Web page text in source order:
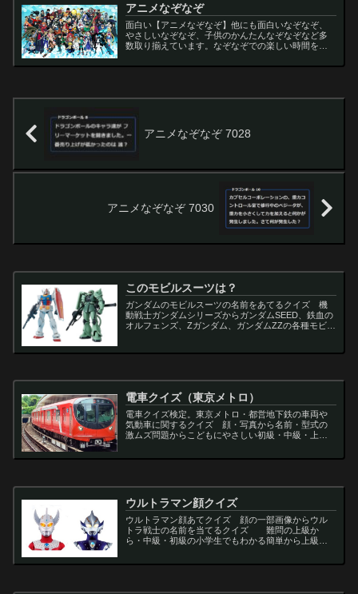
アニメなぞなぞ
面白い【アニメなぞなぞ】他にも面白いなぞなぞ、
やさしいなぞなぞ、子供のかんたんなぞなぞなど多
数取り揃えています。なぞなぞでの楽しい時間をお
アニメなぞなぞ 7028
アニメなぞなぞ 7030
このモビルスーツは？
ガンダムのモビルスーツの名前をあてるクイズ 機
動戦士ガンダムシリーズからガンダムSEED、鉄血の
オルフェンズ、Zガンダム、ガンダムZZの各種モビル
電車クイズ（東京メトロ）
電車クイズ検定。東京メトロ・都営地下鉄の車両や
気動車に関するクイズ 顔・写真から名前・型式の
激ムズ問題からこどもにやさしい初級・中級・上級
ウルトラマン顔クイズ
ウルトラマン顔あてクイズ 顔の一部画像からウル
トラ戦士の名前を当てるクイズ 難問の上級か
ら・中級・初級の小学生でもわかる簡単から上級者